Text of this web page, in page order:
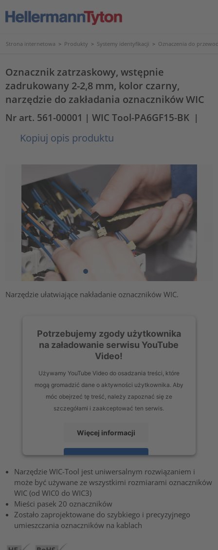
Strona internetowa > Produkty > Systemy identyfikacji > Oznaczenia do
Oznacznik zatrzaskowy, wstępnie
zadrukowany 2-2,8 mm, kolor czarny,
narzędzie do zakładania oznaczników WIC
Nr art. 561-00001 | WIC Tool-PA6GF15-BK |
Kopiuj opis produktu
Narzędzie ułatwiające nakładanie oznaczników WIC.
Potrzebujemy zgody użytkownika
na załadowanie serwisu YouTube
Video!
Używamy YouTube Video do osadzania treści, które
mogą gromadzić dane o aktywności użytkownika. Aby
móc obejrzeć tę treść, należy zapoznać się ze
szczegółami i zaakceptować ten serwis.
Więcej informacji
Zaakceptuj
powered byUsercentrics Consent Management Platform
Narzędzie WIC-Tool jest uniwersalnym rozwiązaniem i
może być używane ze wszystkimi rozmiarami oznaczników
WIC (od WIC0 do WIC3)
Mieści pasek 20 oznaczników
Zostało zaprojektowane do szybkiego i precyzyjnego
umieszczania oznaczników na kablach